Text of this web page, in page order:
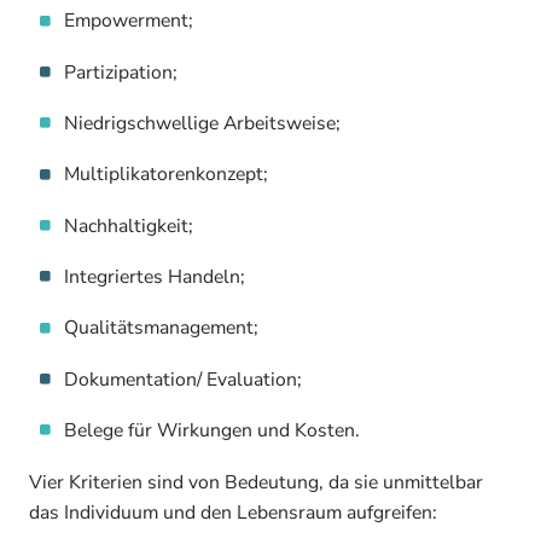
Empowerment;
Partizipation;
Niedrigschwellige Arbeitsweise;
Multiplikatorenkonzept;
Nachhaltigkeit;
Integriertes Handeln;
Qualitätsmanagement;
Dokumentation/ Evaluation;
Belege für Wirkungen und Kosten.
Vier Kriterien sind von Bedeutung, da sie unmittelbar
das Individuum und den Lebensraum aufgreifen: